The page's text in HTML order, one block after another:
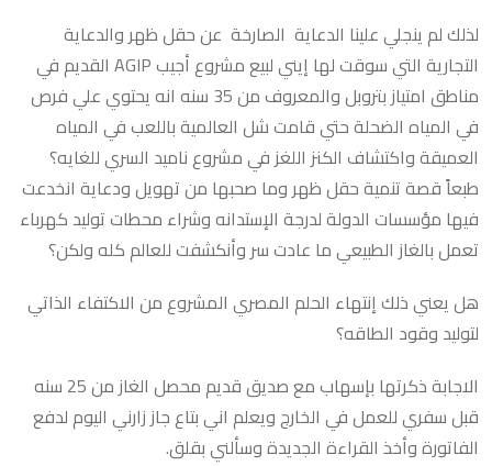
لذلك لم ينجلي علينا الدعاية الصارخة عن حقل ظهر والدعاية
التجارية التي سوقت لها إيني لبيع مشروع أجيب AGIP القديم في
مناطق امتياز بتروبل والمعروف من 35 سنه انه يحتوي علي فرص
في المياه الضحلة حتي قامت شل العالمية باللعب في المياه
العميقة واكتشاف الكنز اللغز في مشروع ناميد السري للغايه؟
طبعاً قصة تنمية حقل ظهر وما صحبها من تهويل ودعاية انخدعت
فيها مؤسسات الدولة لدرجة الإستدانه وشراء محطات توليد كهرباء
تعمل بالغاز الطبيعي ما عادت سر وأنكشفت للعالم كله ولكن؟
هل يعني ذلك إنتهاء الحلم المصري المشروع من الاكتفاء الذاتي
لتوليد وقود الطاقه؟
الاجابة ذكرتها بإسهاب مع صديق قديم محصل الغاز من 25 سنه
قبل سفري للعمل في الخارج ويعلم اني بتاع جاز زارني اليوم لدفع
الفاتورة وأخذ القراءة الجديدة وسألني بقلق.